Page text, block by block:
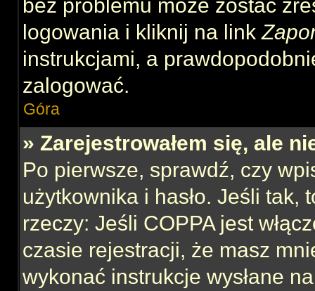
bez problemu może zostać
logowania i kliknij na link
instrukcjami, a
zalogować.
Góra
» Zarejestrowałem się, ale
Po pierwsze, sprawdź, czy
użytkownika i hasło. Jeśli tak,
rzeczy: Jeśli COPPA jest
czasie rejestracji, że masz
wykonać instrukcje wysłane